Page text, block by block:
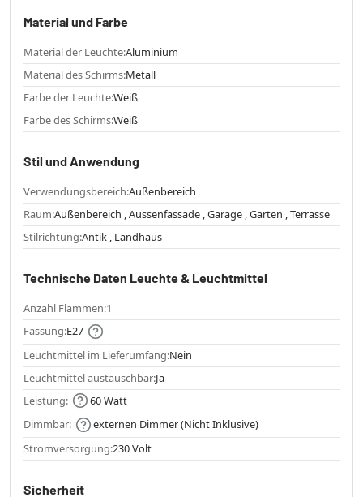
Material und Farbe
Material der Leuchte:Aluminium
Material des Schirms:Metall
Farbe der Leuchte:Weiß
Farbe des Schirms:Weiß
Stil und Anwendung
Verwendungsbereich:Außenbereich
Raum:Außenbereich , Aussenfassade , Garage , Garten , Terrasse
Stilrichtung:Antik , Landhaus
Technische Daten Leuchte & Leuchtmittel
Anzahl Flammen:1
Fassung:E27
Leuchtmittel im Lieferumfang:Nein
Leuchtmittel austauschbar:Ja
Leistung:
60 Watt
Dimmbar:
externen Dimmer (Nicht Inklusive)
Stromversorgung:230 Volt
Sicherheit